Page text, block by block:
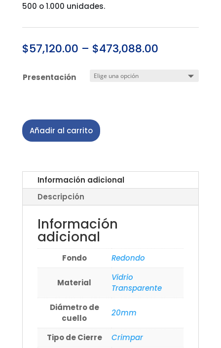
500 o 1.000 unidades.
$57,120.00 – $473,088.00
Presentación
Añadir al carrito
Información adicional
Descripción
Información
adicional
Fondo Redondo
Material
Vidrio
Transparente
Diámetro de
cuello
20mm
Tipo de Cierre
Crimpar